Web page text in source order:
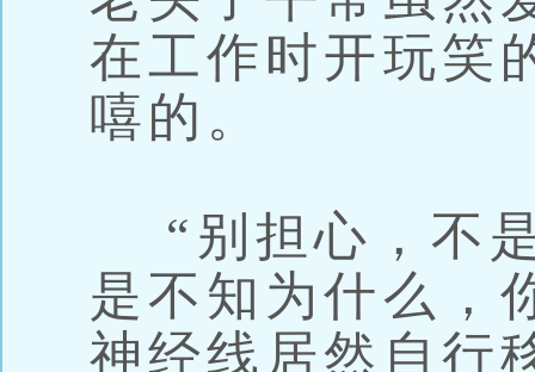
在工作时开玩笑
嘻的。
“别担心，不
是不知为什么，
神经线居然自行